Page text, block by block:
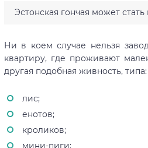
Эстонская гончая может
Ни в коем случае нельзя
квартиру, где проживают
другая подобная живность, типа:
лис;
енотов;
кроликов;
мини-пиги;